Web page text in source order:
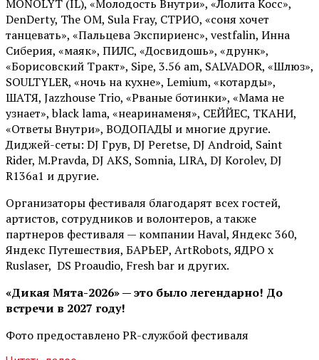
MONOLYT (IL), «Молодость Внутри», «Лолита Косс»,
DenDerty, The OM, Sula Fray, СТРИО, «соня хочет
танцевать», «Пальцева Экспириенс», vestfalin, Инна
Сиберия, «маяк», ПИЛС, «Досвидошь», «друнк»,
«Борисовский Тракт», Sipe, 3.56 am, SALVADOR, «Шлюз»,
SOULTYLER, «ночь на кухне», Lemium, «котарды»,
ШАТЯ, Jazzhouse Trio, «Рваные ботинки», «Мама не
узнает», black lama, «неаринаменя», СЕЙЙЕС, ТКАНИ,
«Ответы Внутри», ВОДОПАДЫ и многие другие.
Диджей-сеты: DJ Грув, DJ Peretse, DJ Android, Saint
Rider, М.Pravda, DJ AKS, Somnia, LIRA, DJ Korolev, DJ
R136a1 и другие.
Организаторы фестиваля благодарят всех гостей,
артистов, сотрудников и волонтеров, а также
партнеров фестиваля — компании Haval, Яндекс 360,
Яндекс Путешествия, БАРЬЕР, ArtRobots, ЯДРО х
Ruslaser, DS Proaudio, Fresh bar и других.
«Дикая Мята-2026» — это было легендарно! До
встречи в 2027 году!
Фото предоставлено PR-службой фестиваля